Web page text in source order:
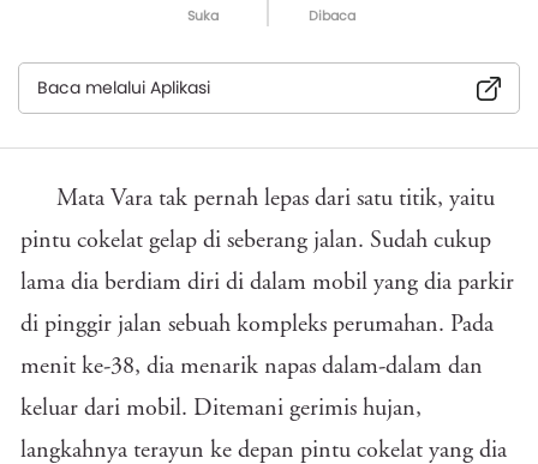
Suka
Dibaca
Baca melalui Aplikasi
Mata Vara tak pernah lepas dari satu titik, yaitu
pintu cokelat gelap di seberang jalan. Sudah cukup
lama dia berdiam diri di dalam mobil yang dia parkir
di pinggir jalan sebuah kompleks perumahan. Pada
menit ke-38, dia menarik napas dalam-dalam dan
keluar dari mobil. Ditemani gerimis hujan,
langkahnya terayun ke depan pintu cokelat yang dia